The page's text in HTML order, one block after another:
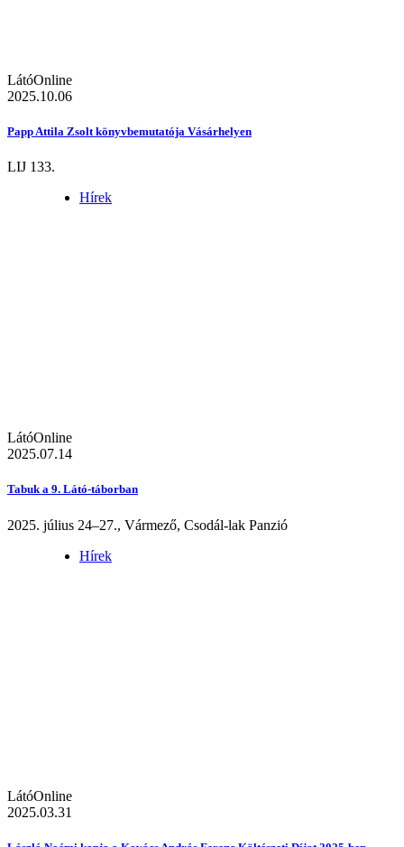
LátóOnline
2025.10.06
Papp Attila Zsolt könyvbemutatója Vásárhelyen
LIJ 133.
Hírek
LátóOnline
2025.07.14
Tabuk a 9. Látó-táborban
2025. július 24–27., Vármező, Csodál-lak Panzió
Hírek
LátóOnline
2025.03.31